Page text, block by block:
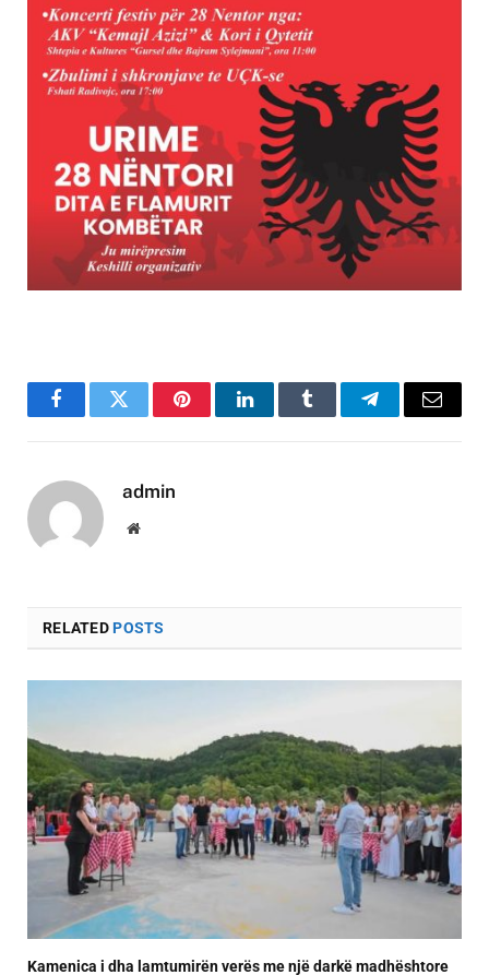
FacebookTwitter PinterestLinkedInTumblr TelegramEmail
admin
Website
RELATEDPOSTS
Kamenica i dha lamtumirën verës me një darkë madhështore